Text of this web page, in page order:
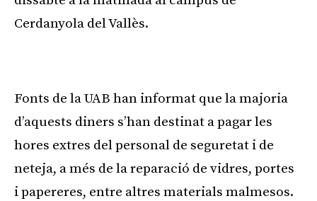
Cerdanyola del Vallès.
Fonts de la UAB han informat que la majoria
d’aquests diners s’han destinat a pagar les
hores extres del personal de seguretat i de
neteja, a més de la reparació de vidres, portes
i papereres, entre altres materials malmesos.